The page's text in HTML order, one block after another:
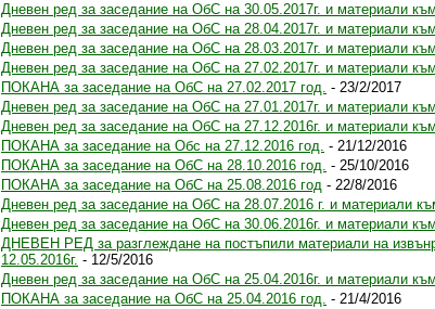
Дневен ред за заседание на ОбС на 30.05.2017г. и материали
Дневен ред за заседание на ОбС на 28.04.2017г. и материали
Дневен ред за заседание на ОбС на 28.03.2017г. и материали
Дневен ред за заседание на ОбС на 27.02.2017г. и материали
ПОКАНА за заседание на ОбС на 27.02.2017 год. - 23/2/2017
Дневен ред за заседание на ОбС на 27.01.2017г. и материали
Дневен ред за заседание на ОбС на 27.12.2016г. и материали
ПОКАНА за заседание на Обс на 27.12.2016 год. - 21/12/2016
ПОКАНА за заседание на ОбС на 28.10.2016 год. - 25/10/2016
ПОКАНА за заседание на ОбС на 25.08.2016 год - 22/8/2016
Дневен ред за заседание на ОбС на 28.07.2016 г. и материали
Дневен ред за заседание на ОбС на 30.06.2016г. и материали
ДНЕВЕН РЕД за разглеждане на постъпили материали на
12.05.2016г. - 12/5/2016
Дневен ред за заседание на ОбС на 25.04.2016г. и материали
ПОКАНА за заседание на ОбС на 25.04.2016 год. - 21/4/2016